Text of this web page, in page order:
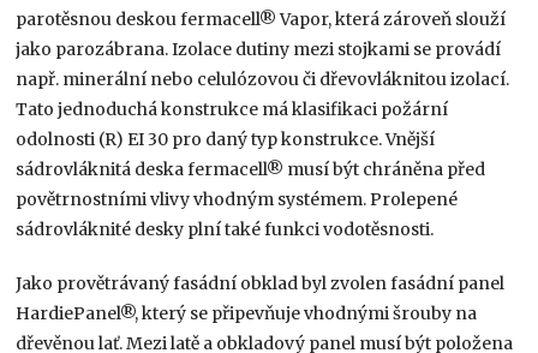
parotěsnou deskou fermacell® Vapor, která zároveň slouží
jako parozábrana. Izolace dutiny mezi stojkami se provádí
např. minerální nebo celulózovou či dřevovláknitou izolací.
Tato jednoduchá konstrukce má klasifikaci požární
odolnosti (R) EI 30 pro daný typ konstrukce. Vnější
sádrovláknitá deska fermacell® musí být chráněna před
povětrnostními vlivy vhodným systémem. Prolepené
sádrovláknité desky plní také funkci vodotěsnosti.
Jako provětrávaný fasádní obklad byl zvolen fasádní panel
HardiePanel®, který se připevňuje vhodnými šrouby na
dřevěnou lať. Mezi latě a obkladový panel musí být položena